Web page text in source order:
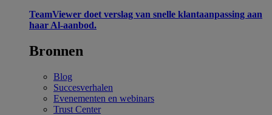
TeamViewer doet verslag van snelle klantaanpassing aan
haar Al-aanbod.
Bronnen
Blog
Succesverhalen
Evenementen en webinars
Trust Center